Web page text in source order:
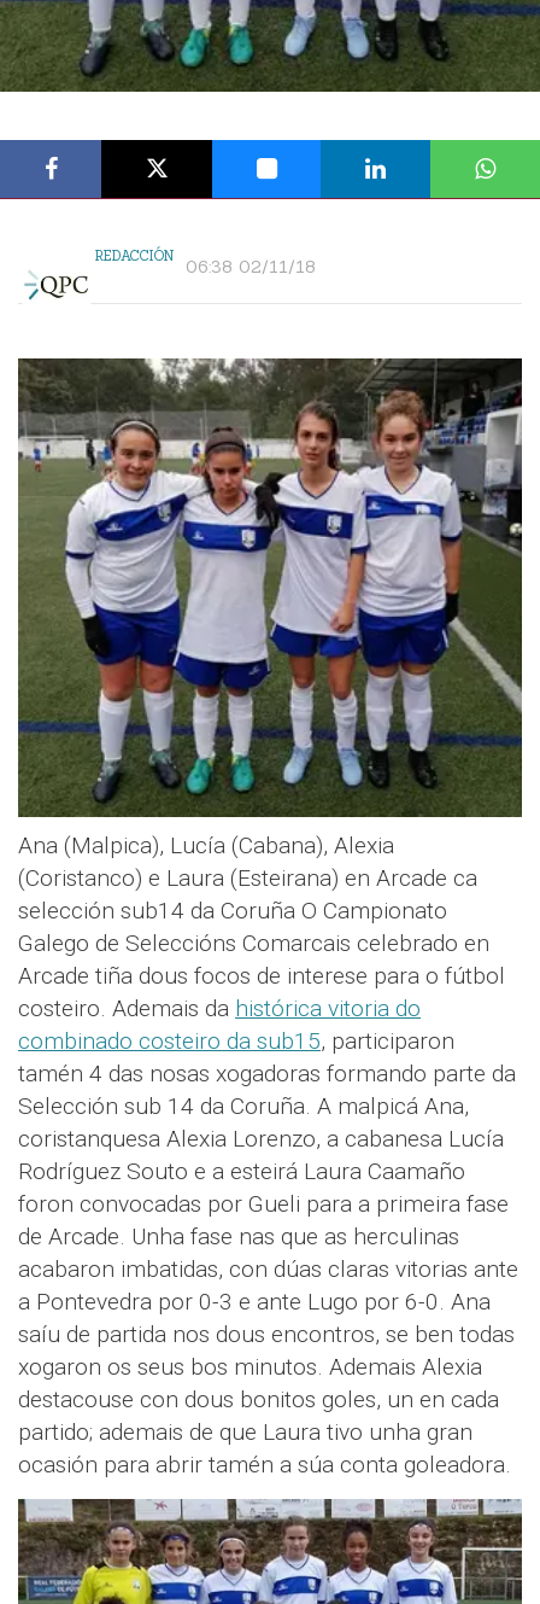
REDACCIÓN 06:38 02/11/18
Ana (Malpica), Lucía (Cabana), Alexia
(Coristanco) e Laura (Esteirana) en Arcade ca
selección sub14 da Coruña O Campionato
Galego de Seleccións Comarcais celebrado en
Arcade tiña dous focos de interese para o fútbol
costeiro. Ademais da histórica vitoria do
combinado costeiro da sub15, participaron
tamén 4 das nosas xogadoras formando parte da
Selección sub 14 da Coruña. A malpicá Ana,
coristanquesa Alexia Lorenzo, a cabanesa Lucía
Rodríguez Souto e a esteirá Laura Caamaño
foron convocadas por Gueli para a primeira fase
de Arcade. Unha fase nas que as herculinas
acabaron imbatidas, con dúas claras vitorias ante
a Pontevedra por 0-3 e ante Lugo por 6-0. Ana
saíu de partida nos dous encontros, se ben todas
xogaron os seus bos minutos. Ademais Alexia
destacouse con dous bonitos goles, un en cada
partido; ademais de que Laura tivo unha gran
ocasión para abrir tamén a súa conta goleadora.